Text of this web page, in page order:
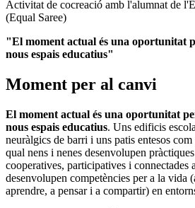
Activitat de cocreació amb l'alumnat de
(Equal Saree)
"El moment actual és una oportunitat
nous espais educatius"
Moment per al canvi
El moment actual és una oportunitat
nous espais educatius. Uns edificis
neuràlgics de barri i uns patis entesos
qual nens i nenes desenvolupen
cooperatives, participatives i connectades
desenvolupen competències per a la vida
aprendre, a pensar i a compartir) en